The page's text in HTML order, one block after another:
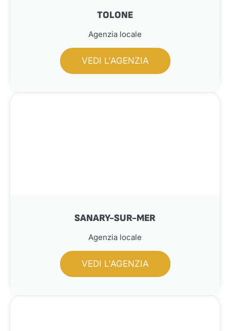
TOLONE
Agenzia locale
VEDI L'AGENZIA
SANARY-SUR-MER
Agenzia locale
VEDI L'AGENZIA